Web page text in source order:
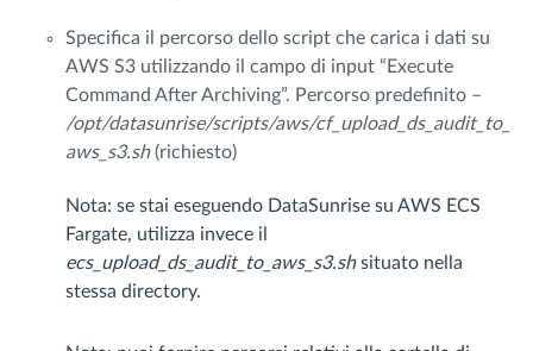
Specifica il percorso dello script che carica i dati su
AWS S3 utilizzando il campo di input “Execute
Command After Archiving”. Percorso predefinito –
/opt/datasunrise/scripts/aws/cf_upload_ds_audit_to_
aws_s3.sh(richiesto)
Nota: se stai eseguendo DataSunrise su AWS ECS
Fargate, utilizza invece il
ecs_upload_ds_audit_to_aws_s3.shsituato nella
stessa directory.